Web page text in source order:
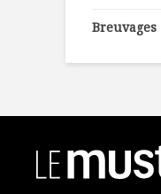
Breuvages